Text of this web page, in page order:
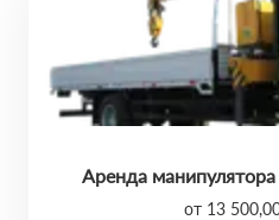
Аренда
от 13